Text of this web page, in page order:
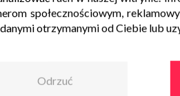
społecznościowym,
otrzymanymi od Ciebie lub
Odrzuć